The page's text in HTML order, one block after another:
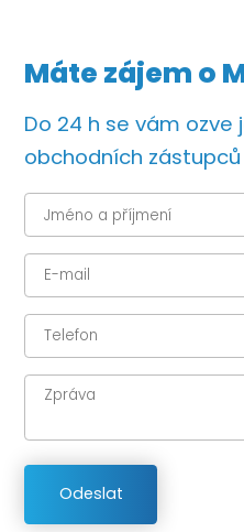
Máte zájem o
Do 24 h se vám ozve
obchodních zástupců